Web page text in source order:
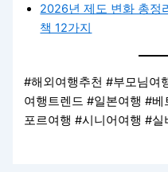
2026년 제도 변화 총정
책 12가지
#해외여행추천 #부모님여
여행트렌드 #일본여행 #
포르여행 #시니어여행 #실